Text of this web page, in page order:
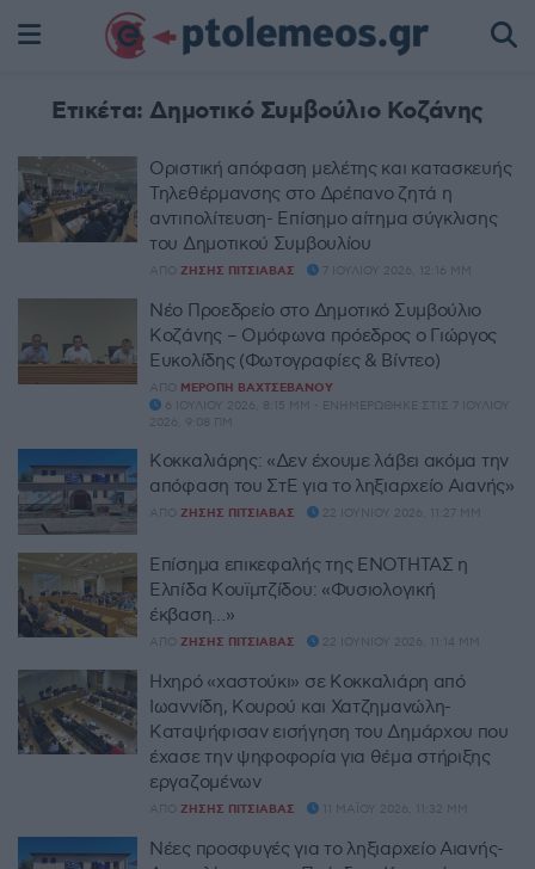
Ετικέτα:Δημοτικό Συμβούλιο Κοζάνης
Οριστική απόφαση μελέτης και κατασκευής
Τηλεθέρμανσης στο Δρέπανο ζητά η
αντιπολίτευση- Επίσημο αίτημα σύγκλισης
του Δημοτικού Συμβουλίου
ΑΠΌ ΖΉΣΗΣ ΠΙΤΣΙΆΒΑΣ 7 ΙΟΥΛΊΟΥ 2026, 12:16 ΜΜ
Νέο Προεδρείο στο Δημοτικό Συμβούλιο
Κοζάνης – Ομόφωνα πρόεδρος ο Γιώργος
Ευκολίδης (Φωτογραφίες & Βίντεο)
ΑΠΌ ΜΕΡΌΠΗ ΒΑΧΤΣΕΒΆΝΟΥ
6 ΙΟΥΛΊΟΥ 2026, 8:15 ΜΜ - ΕΝΗΜΕΡΏΘΗΚΕ ΣΤΙΣ 7 ΙΟΥΛΊΟΥ
2026, 9:08 ΠΜ
Κοκκαλιάρης: «Δεν έχουμε λάβει ακόμα την
απόφαση του ΣτΕ για το ληξιαρχείο Αιανής»
ΑΠΌ ΖΉΣΗΣ ΠΙΤΣΙΆΒΑΣ 22 ΙΟΥΝΊΟΥ 2026, 11:27 ΜΜ
Επίσημα επικεφαλής της ΕΝΟΤΗΤΑΣ η
Ελπίδα Κουϊμτζίδου: «Φυσιολογική
έκβαση…»
ΑΠΌ ΖΉΣΗΣ ΠΙΤΣΙΆΒΑΣ 22 ΙΟΥΝΊΟΥ 2026, 11:14 ΜΜ
Ηχηρό «χαστούκι» σε Κοκκαλιάρη από
Ιωαννίδη, Κουρού και Χατζημανώλη-
Καταψήφισαν εισήγηση του Δημάρχου που
έχασε την ψηφοφορία για θέμα στήριξης
εργαζομένων
ΑΠΌ ΖΉΣΗΣ ΠΙΤΣΙΆΒΑΣ 11 ΜΑΪ́ΟΥ 2026, 11:32 ΜΜ
Νέες προσφυγές για το ληξιαρχείο Αιανής-